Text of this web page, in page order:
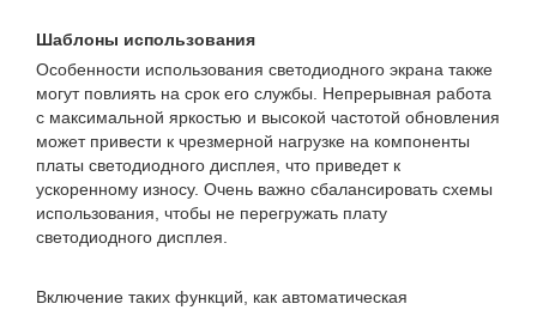
Шаблоны использования
Особенности использования светодиодного экрана также
могут повлиять на срок его службы. Непрерывная работа
с максимальной яркостью и высокой частотой обновления
может привести к чрезмерной нагрузке на компоненты
платы светодиодного дисплея, что приведет к
ускоренному износу. Очень важно сбалансировать схемы
использования, чтобы не перегружать плату
светодиодного дисплея.
Включение таких функций, как автоматическая